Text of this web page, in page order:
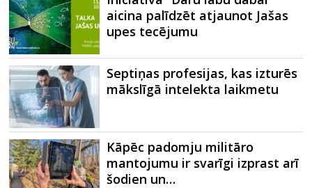
aicina palīdzēt atjaunot Jašas
upes tecējumu
Septiņas profesijas, kas izturēs
mākslīgā intelekta laikmetu
Kāpēc padomju militāro
mantojumu ir svarīgi izprast arī
šodien un…